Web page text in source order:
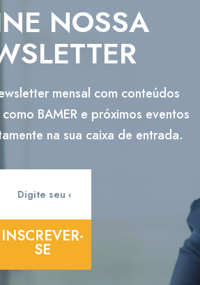
NOSSA
mensal com conteúdos
BAMER e próximos eventos
na sua caixa de entrada.
INSCREVER-
SE